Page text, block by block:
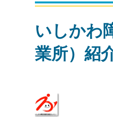
いしかわ
業所）紹